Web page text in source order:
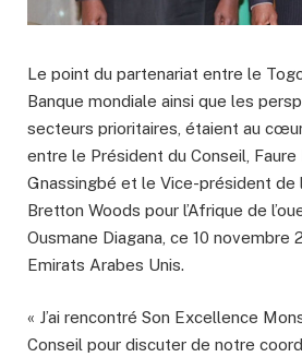
Le point du partenariat entre le
Banque mondiale ainsi que les
secteurs prioritaires, étaient au
entre le Président du Conseil, Faure
Gnassingbé et le Vice-président de
Bretton Woods pour l’Afrique de
Ousmane Diagana, ce 10 novembre
Emirats Arabes Unis.
« J’ai rencontré Son Excellence
Conseil pour discuter de notre